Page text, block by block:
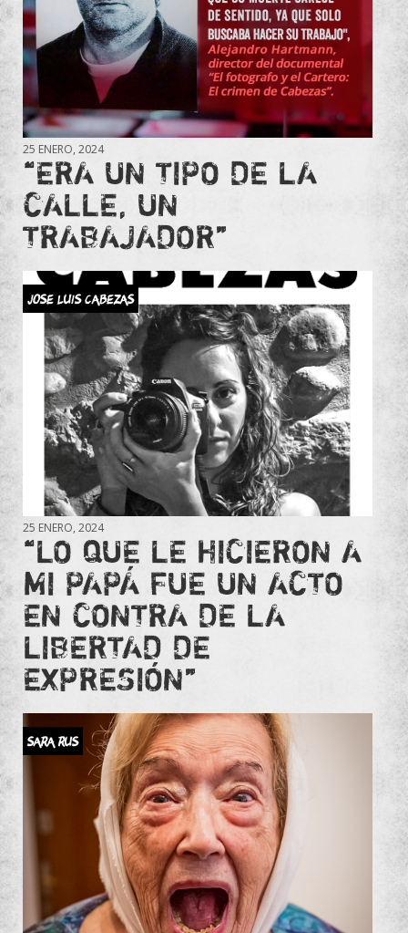
25 ENERO, 2024
“ERA UN TIPO DE LA
CALLE, UN
TRABAJADOR”
JOSE LUIS CABEZAS
25 ENERO, 2024
“LO QUE LE HICIERON A
MI PAPÁ FUE UN ACTO
EN CONTRA DE LA
LIBERTAD DE
EXPRESIÓN”
SARA RUS